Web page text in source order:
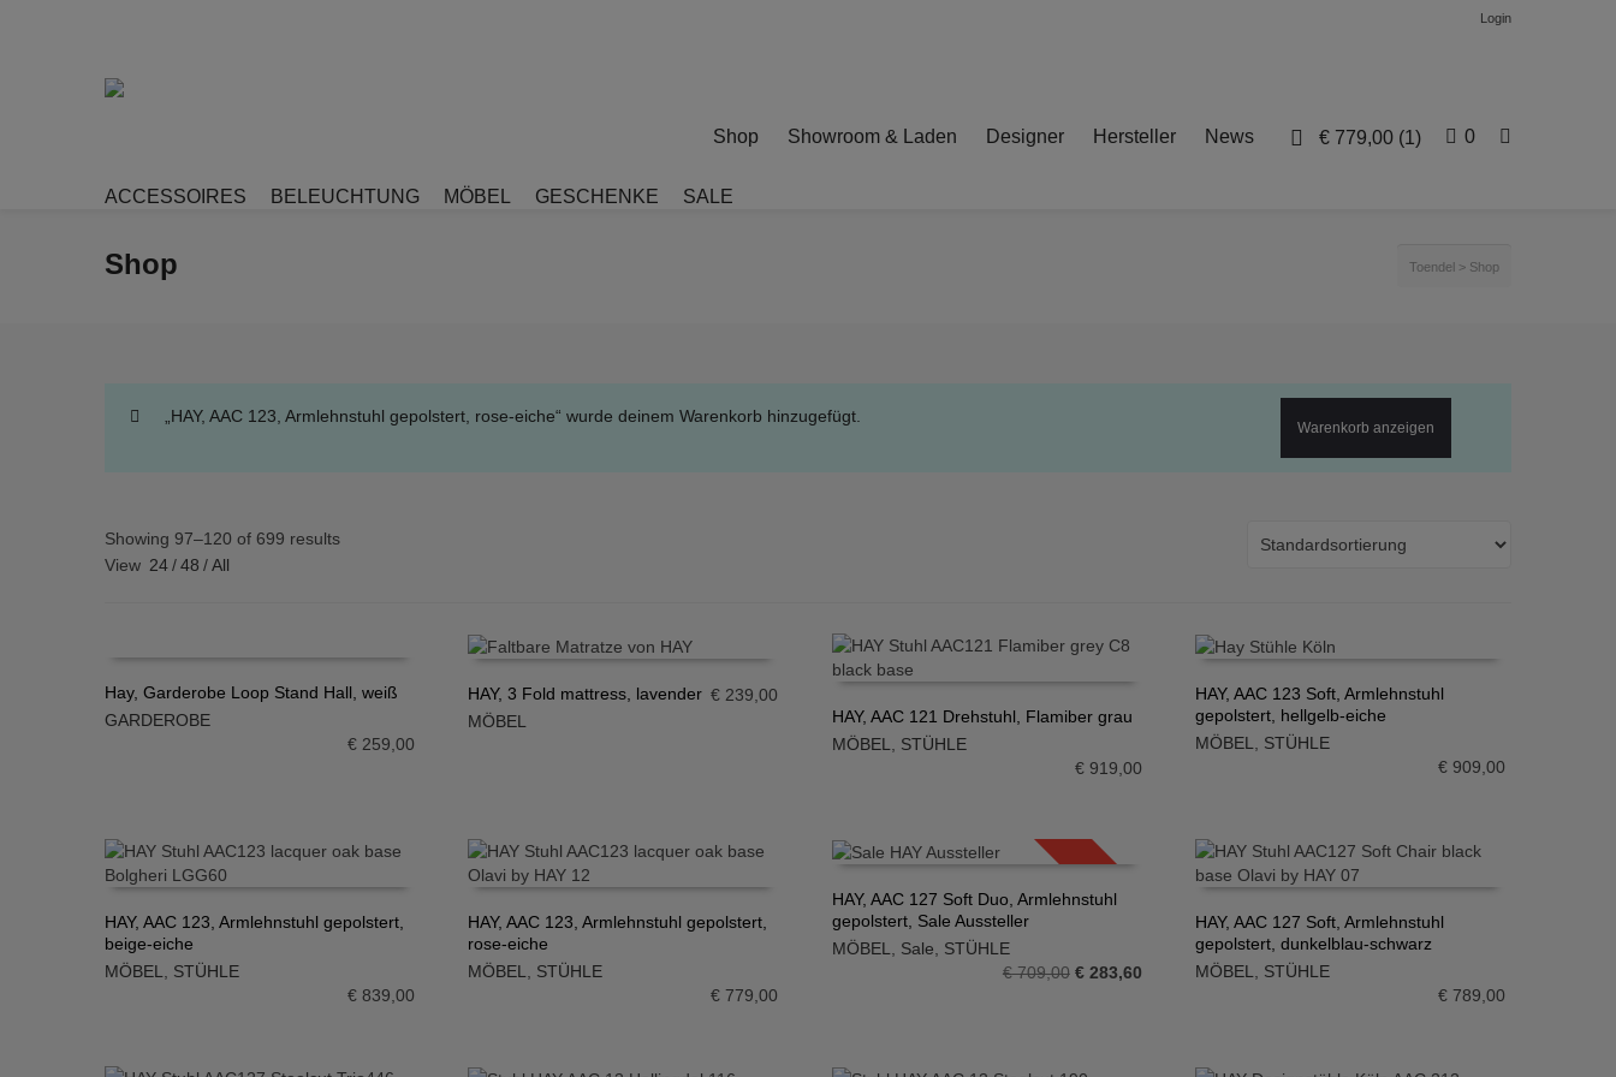
Login
€ 779,00 (1) 0
Shop Showroom & Laden Designer Hersteller News
ACCESSOIRES BELEUCHTUNG MÖBEL GESCHENKE SALE
Shop Toendel > Shop
„HAY, AAC 123, Armlehnstuhl gepolstert, rose-eiche“ wurde deinem Warenkorb hinzugefügt.
Warenkorb anzeigen
Showing 97–120 of 699 results
View 24/48 /All
IN DEN WARENKORB
Hay, Garderobe Loop Stand Hall, weiß
GARDEROBE
€259,00
IN DEN WARENKORB
HAY, 3 Fold mattress, lavender
MÖBEL
€ 239,00
IN DEN WARENKORB
HAY, AAC 121 Drehstuhl, Flamiber grau
MÖBEL
STÜHLE
€919,00
IN DEN WARENKORB
HAY, AAC 123 Soft, Armlehnstuhl
gepolstert, hellgelb-eiche
MÖBEL, STÜHLE
€ 909,00
IN DEN WARENKORB
HAY, AAC 123, Armlehnstuhl gepolstert,
beige-eiche
MÖBEL
STÜHLE
€839,00
IN DEN WARENKORB
HAY, AAC 123, Armlehnstuhl gepolstert,
rose-eiche
MÖBEL
STÜHLE
€ 779,00
IN DEN WARENKORB
HAY, AAC 127 Soft Duo, Armlehnstuhl
gepolstert, Sale Aussteller
MÖBEL
Sale
STÜHLE
€709,00 Ursprünglicher
€283,60Aktueller
IN DEN WARENKORB
HAY, AAC 127 Soft, Armlehnstuhl
gepolstert, dunkelblau-schwarz
MÖBEL
STÜHLE
€ 789,00